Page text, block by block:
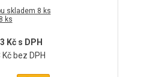
skladem 8 ks
ks
Kč s DPH
bez DPH